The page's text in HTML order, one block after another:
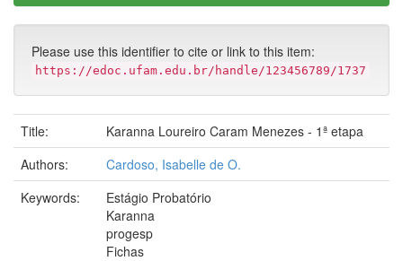
Please use this identifier to cite or link to this item:
https://edoc.ufam.edu.br/handle/123456789/1737
Title:
Karanna Loureiro Caram Menezes - 1ª etapa
Authors:
Cardoso, Isabelle de O.
Keywords:
Estágio Probatório
Karanna
progesp
Fichas